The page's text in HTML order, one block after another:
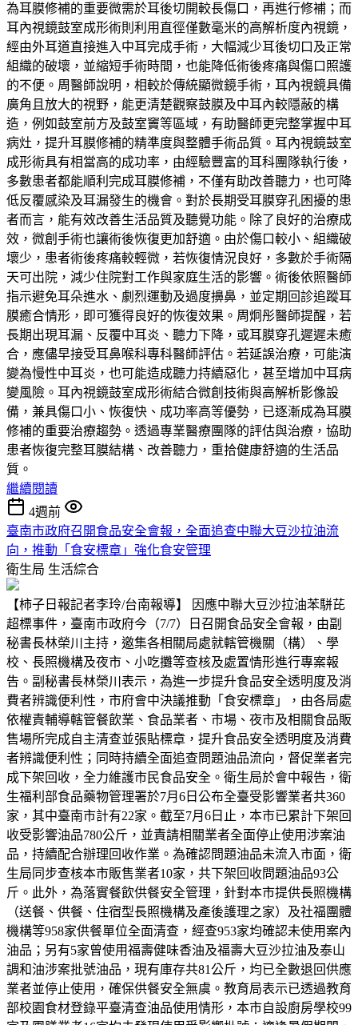
為耳膜修補的重要微需於耳後切開較長傷口，再進行修補；而
耳內視鏡鼓室成形術則利用直徑僅數毫米的高解析度內視鏡，
經由外耳道直接進入中耳完成手術，大幅減少耳後切口及正常
組織的破壞，並縮短手術時間，也能降低術後疼痛與傷口照護
的不便。周醫師說明，相較於傳統顯微鏡手術，耳內視鏡具備
廣角且放大的視野，能更清楚觀察鼓膜及中耳內較隱蔽的構
造，例如鼓室前方及鼓室竇等區域，有助醫師更完整掌握中耳
病灶，提升耳膜修補的精準度與整體手術品質。耳內視鏡鼓室
成形術具有相當高的成功率，由經驗豐富的耳科團隊執行後，
多數患者都能順利完成耳膜修補，不僅有助改善聽力，也可降
低反覆感染及耳漏發生的機會。對於長期受耳膜穿孔困擾的患
者而言，能有效改善生活品質及聽覺功能。除了良好的治療成
效，微創手術也讓術後恢復更加舒適。由於傷口較小、組織破
壞少，患者術後疼痛較輕微，若恢復情況良好，多數於手術隔
天可出院，減少住院對工作與家庭生活的影響。術後依照醫師
指示避免耳朵進水、劇烈運動及過度擤鼻，並定期回診追蹤耳
膜癒合情形，即可獲得良好的恢復效果。周炯彤醫師提醒，若
長期出現耳漏、反覆中耳炎、聽力下降，或耳膜穿孔遲遲未癒
合，應儘早接受耳鼻喉科專科醫師評估。若延誤治療，可能演
變為慢性中耳炎，也可能造成聽力持續惡化，甚至增加中耳病
變風險。耳內視鏡鼓室成形術結合微創技術與高解析影像設
備，兼具傷口小、恢復快、成功率高等優勢，已逐漸成為耳膜
修補的重要治療趨勢。透過專業醫療團隊的評估與治療，協助
患者恢復完整耳膜結構、改善聽力，重拾健康舒適的生活品
質。
繼續閱讀
4週前
臺南市政府召開食品安全會報，全面追查中聯大豆沙拉油流
向，推動「食安標章」強化食安管理
衛生局 生活綜合
【柿子日報記者李玲/台南報導】 因應中聯大豆沙拉油苯駢芘
超標事件，臺南市政府今（7/7）日召開食品安全會報，由副
秘書長林榮川主持，邀集各相關局處就轄管機關（構）、學
校、長照機構及夜市、小吃攤等查核及處置情形進行專案報
告。副秘書長林榮川表示，為進一步提升食品安全透明度及消
費者辨識便利性，市府會中決議推動「食安標章」，由各局處
依權責輔導轄管餐飲業、食品業者、市場、夜市及相關食品販
售場所完成自主清查並張貼標章，提升食品安全透明度及消費
者辨識便利性；同時持續全面追查問題油品流向，督促業者完
成下架回收，全力維護市民食品安全。衛生局於會中報告，衛
生福利部食品藥物管理署於7月6日公布全臺受影響業者共360
家，其中臺南市計有22家。截至7月6日止，本市已累計下架回
收受影響油品780公斤，並責請相關業者全面停止使用涉案油
品，持續配合辦理回收作業。為確認問題油品未流入市面，衛
生局同步查核本市販售業者10家，共下架回收問題油品93公
斤。此外，為落實餐飲供餐安全管理，針對本市提供長照機構
（送餐、供餐、住宿型長照機構及產後護理之家）及社福團體
機構等958家供餐單位全面清查，經查953家均確認未使用案內
油品；另有5家曾使用福壽健味香油及福壽大豆沙拉油及泰山
調和油涉案批號油品，現有庫存共81公斤，均已全數退回供應
業者並停止使用，確保供餐安全無虞。教育局表示已透過教育
部校園食材登錄平臺清查油品使用情形，本市自設廚房學校99